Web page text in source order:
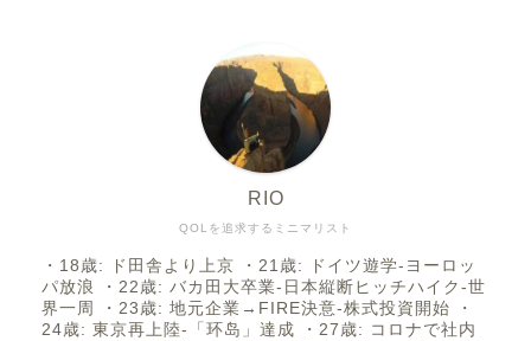
QOLを追求するミニマリスト
RIO
・18歳: ド田舎より上京 ・21歳: ドイツ遊学-ヨーロッ
パ放浪 ・22歳: バカ田大卒業-日本縦断ヒッチハイク-世
界一周 ・23歳: 地元企業→FIRE決意-株式投資開始 ・
24歳: 東京再上陸-「环岛」達成 ・27歳: コロナで社内